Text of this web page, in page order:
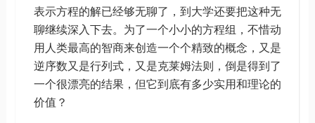
表示方程的解已经够无聊了，到大学还要把这种无
聊继续深入下去。为了一个小小的方程组，不惜动
用人类最高的智商来创造一个个精致的概念，又是
逆序数又是行列式，又是克莱姆法则，倒是得到了
一个很漂亮的结果，但它到底有多少实用和理论的
价值？